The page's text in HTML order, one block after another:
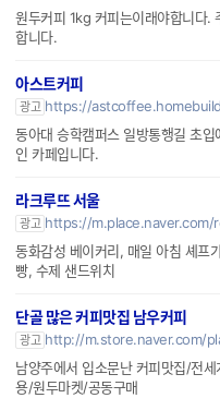
원두커피 1kg 커피는이래야합니다.
합니다.
아스트커피
광고 https://
동아대 승학캠퍼스 일방통행길 초
인 카페입니다.
라크루뜨 서울
광고 https://m.place.naver.com/
동화감성 베이커리, 매일 아침 셰프
빵, 수제 샌드위치
단골 많은 커피맛집 남우커피
광고 http://m.store.naver.com/
남양주에서 입소문난 커피맛집/전
용/원두마켓/공동구매